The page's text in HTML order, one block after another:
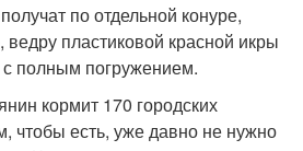
по отдельной конуре,
пластиковой красной икры
полным погружением.
кормит 170 городских
чтобы есть, уже давно не нужно